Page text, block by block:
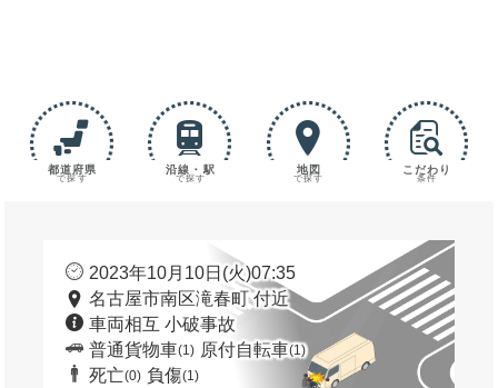
都道府県
で探す
沿線・駅
で探す
地図
で探す
こだわり
条件
2023年10月10日(火)07:35
名古屋市南区滝春町 付近
車両相互 小破事故
普通貨物車(1) 原付自転車(1)
死亡(0) 負傷(1)